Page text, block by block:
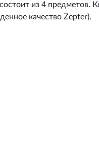
из 4
качество Zepter).